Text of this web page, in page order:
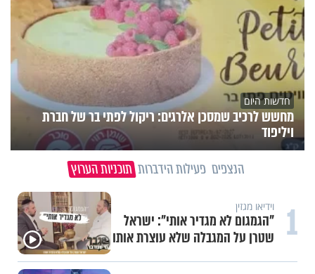
חדשות היום
מחשש לרכיב שמסכן אלרגים: ריקול לפתי בר של חברת
ויליפוד
הנצפים פעילות הידברות תוכניות הערוץ
1 וידיאו מגזין
"הגמגום לא מגדיר אותי": ישראל
שטרן על המגבלה שלא עוצרת אותו